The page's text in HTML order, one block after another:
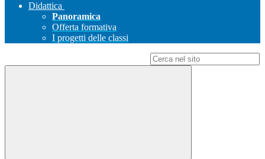
Didattica
Panoramica
Offerta formativa
I progetti delle classi